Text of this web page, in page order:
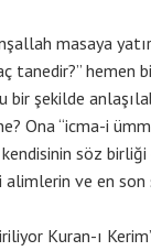
masaya
tanedir?” hemen
şekilde
Ona “icma-i
söz
alimlerin ve en
Kuran-ı